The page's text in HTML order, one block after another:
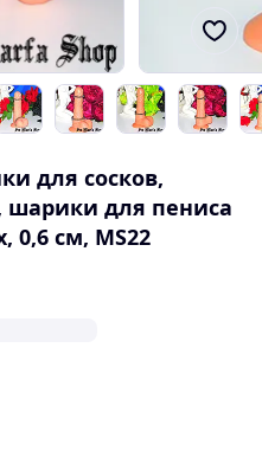
для сосков,
шарики для пениса
0,6 см, MS22